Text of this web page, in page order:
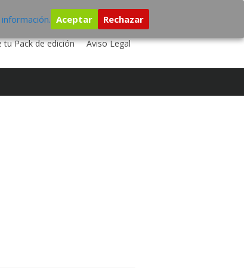
ESTUDIO DE GRABACIÓN
tu Pack de edición
Aviso Legal
Aceptar Rechazar